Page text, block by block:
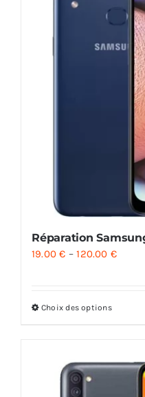
Réparation
19.00€ –120.00 €
Choix des options